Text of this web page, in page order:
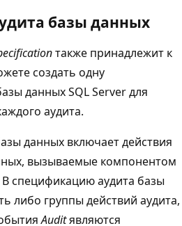
базы данных
также принадлежит к
создать одну
данных SQL Server для
аудита.
данных включает действия
вызываемые компонентом
спецификацию аудита базы
либо группы действий аудита,
Auditявляются